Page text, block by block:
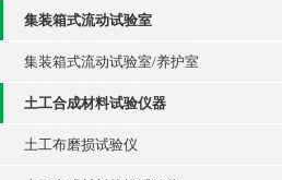
集装箱式流动试验室
集装箱式流动试验室/养护室
土工合成材料试验仪器
土工布磨损试验仪